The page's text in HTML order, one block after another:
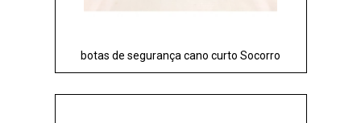
botas de segurança cano curto Socorro